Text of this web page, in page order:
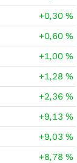
+0,30%
+0,60%
+1,00%
+1,28%
+2,36%
+9,13%
+9,03%
+8,78%